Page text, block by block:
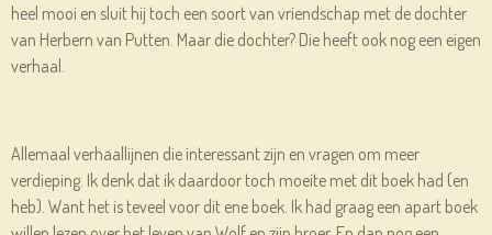
heel mooi en sluit hij toch een soort van vriendschap met de dochter
van Herbern van Putten. Maar die dochter? Die heeft ook nog een eigen
verhaal.
Allemaal verhaallijnen die interessant zijn en vragen om meer
verdieping. Ik denk dat ik daardoor toch moeite met dit boek had (en
heb). Want het is teveel voor dit ene boek. Ik had graag een apart boek